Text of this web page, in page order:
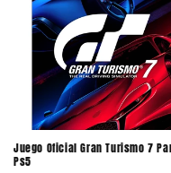
Juego Oficial Gran Turismo 7
Ps5